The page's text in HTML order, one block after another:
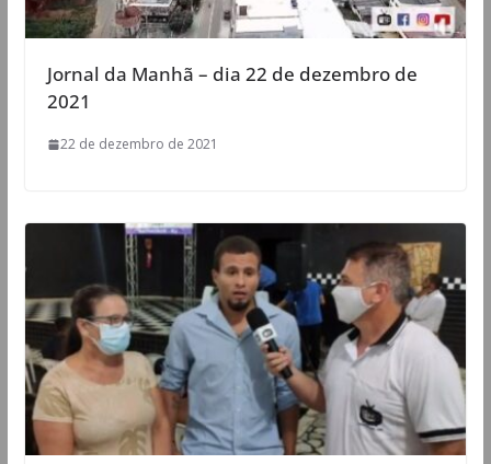
Jornal da Manhã – dia 22 de dezembro de
2021
22 de dezembro de 2021